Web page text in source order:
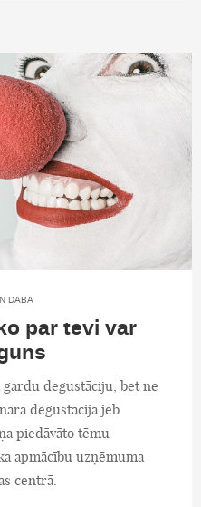
DABA
par tevi var
degustāciju, bet ne
degustācija jeb
piedāvāto tēmu
apmācību uzņēmuma
centrā.